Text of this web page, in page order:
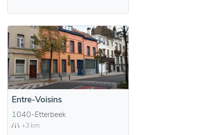
Entre-Voisins
1040-Etterbeek
+3 km